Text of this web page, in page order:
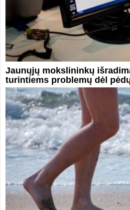
Jaunųjų mokslininkų
turintiems problemų dėl